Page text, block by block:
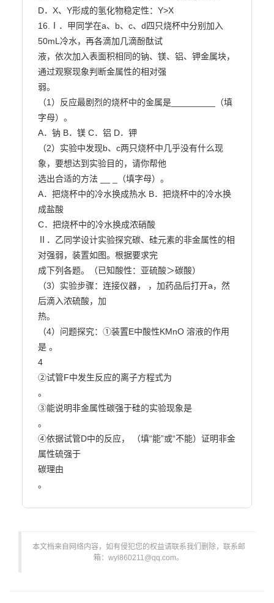
D．X、Y形成的氢化物稳定性：Y>X
16.Ⅰ．甲同学在a、b、c、d四只烧杯中分别加入
50mL冷水，再各滴加几滴酚酞试
液，依次加入表面积相同的钠、镁、铝、钾金属块，
通过观察现象判断金属性的相对强
弱。
（1）反应最剧烈的烧杯中的金属是_________（填
字母）。
A．钠 B．镁 C．铝 D．钾
（2）实验中发现b、c两只烧杯中几乎没有什么现
象，要想达到实验目的，请你帮他
选出合适的方法 __ _（填字母）。
A．把烧杯中的冷水换成热水 B．把烧杯中的冷水换
成盐酸
C．把烧杯中的冷水换成浓硝酸
Ⅱ．乙同学设计实验探究碳、硅元素的非金属性的相
对强弱，装置如图。根据要求完
成下列各题。（已知酸性：亚硫酸＞碳酸）
（3）实验步骤：连接仪器， ，加药品后打开a，然
后滴入浓硫酸，加
热。
（4）问题探究：①装置E中酸性KMnO 溶液的作用
是 。
4
②试管F中发生反应的离子方程式为
。
③能说明非金属性碳强于硅的实验现象是
。
④依据试管D中的反应， （填“能”或“不能）证明非金
属性硫强于
碳理由
。
本文档来自网络内容，如有侵犯您的权益请联系我们删除，联系邮
箱：wyl860211@qq.com。